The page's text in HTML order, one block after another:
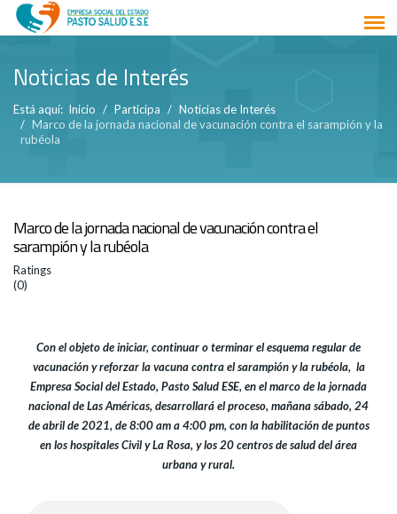
Noticias de Interés
Está aquí: Inicio Participa
Noticias de Interés
Marco de la jornada nacional de vacunación contra el sarampión y la
rubéola
Marco de la jornada nacional de vacunación contra el
sarampión y la rubéola
Ratings
(0)
Con el objeto de iniciar, continuar o terminar el esquema regular de
vacunación y reforzar la vacuna contra el sarampión y la rubéola, la
Empresa Social del Estado, Pasto Salud ESE, en el marco de la jornada
nacional de Las Américas, desarrollará el proceso, mañana sábado, 24
de abril de 2021, de 8:00 am a 4:00 pm, con la habilitación de puntos
en los hospitales Civil y La Rosa, y los 20 centros de salud del área
urbana y rural.